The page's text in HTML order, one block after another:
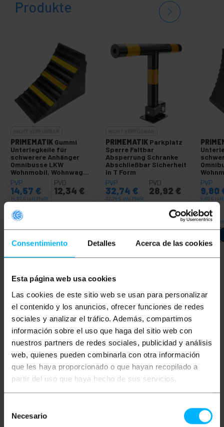
Consentimiento Detalles Acerca de las cookies
Esta página web usa cookies
Las cookies de este sitio web se usan para personalizar
el contenido y los anuncios, ofrecer funciones de redes
sociales y analizar el tráfico. Además, compartimos
información sobre el uso que haga del sitio web con
nuestros partners de redes sociales, publicidad y análisis
web, quienes pueden combinarla con otra información
que les haya proporcionado o que hayan recopilado a
partir del uso que haya hecho de sus servicios.
Necesario
Produkte
PRIMEMATIK Gummi
Unterlegkeile für
schwerere Anhänger
Omnibusse LKW
Wohnmobil, Wohnwagen
157x250x188 mm
PVP
14,57 €
14,57 € inkl MwSt
PVD
12,34 €
LASSEN SIE MICH
LAGER GIBT
PRIMEMATIK Parkplatz
Sperre Faltbar
Absperrung Schranke
Abschließbar Sicherheit
in T Form
PVP
32,74 €
32,74 € inkl MwSt
PVD
28,92 €
SB058
LASSEN SIE MICH
LAGER GIBT
dual
PVP
9,80
9,80 € inkl
Schlüsselwörter
Hast du nicht gefunden, wonach du gesucht
hast? Diese Themen könnten Ihnen helfen
Faltbare Parksperre Schloss
Verkehrssignal Signalisierung Signal
unterzeichnen Plakat Parkschranke
Parkplatzschranke